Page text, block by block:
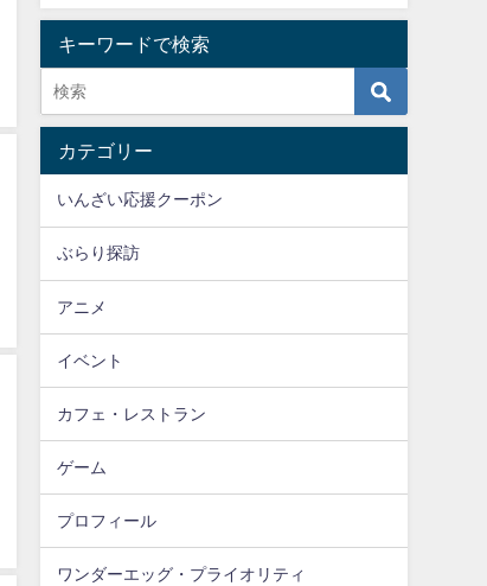
キーワードで検索
カテゴリー
いんざい応援クーポン
ぶらり探訪
アニメ
イベント
カフェ・レストラン
ゲーム
プロフィール
ワンダーエッグ・プライオリティ